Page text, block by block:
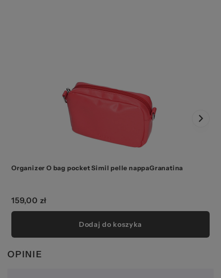
Organizer O bag pocket Simil pelle nappaGranatina
159,00 zł
Dodaj do koszyka
OPINIE